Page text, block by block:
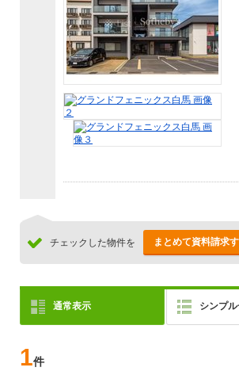
チェックした物件を まとめて資料請求
通常表示 シンプ
1件